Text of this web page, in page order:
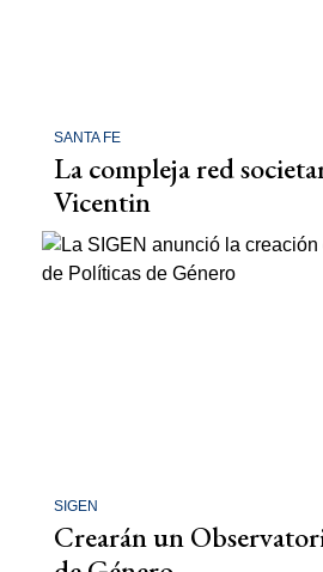
SANTA FE
La compleja red
Vicentin
SIGEN
Crearán un